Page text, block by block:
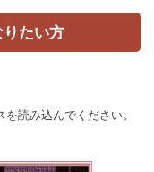
たい方
読み込んでください。